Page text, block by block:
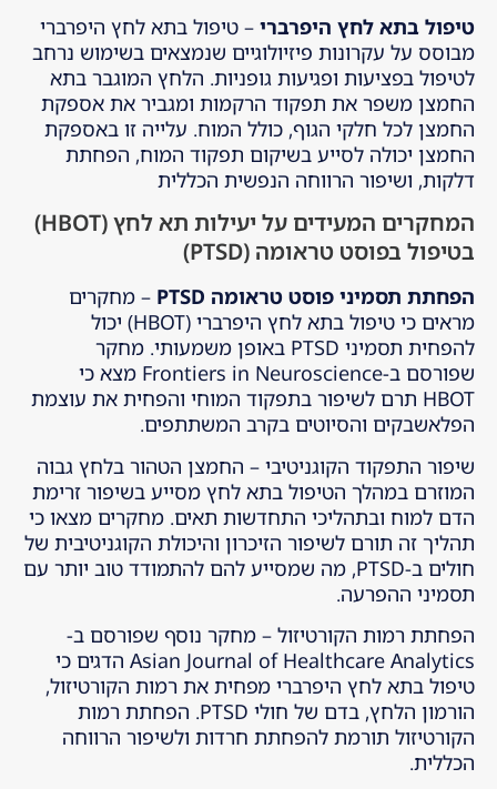
טיפול בתא לחץ היפרברי – טיפול בתא לחץ היפרברי
מבוסס על עקרונות פיזיולוגיים שנמצאים בשימוש נרחב
לטיפול בפציעות ופגיעות גופניות. הלחץ המוגבר בתא
החמצן משפר את תפקוד הרקמות ומגביר את אספקת
החמצן לכל חלקי הגוף, כולל המוח. עלייה זו באספקת
החמצן יכולה לסייע בשיקום תפקוד המוח, הפחתת
דלקות, ושיפור הרווחה הנפשית הכללית
המחקרים המעידים על יעילות תא לחץ (HBOT)
בטיפול בפוסט טראומה (PTSD)
הפחתת תסמיני פוסט טראומה PTSD
– מחקרים
מראים כי טיפול בתא לחץ היפרברי (HBOT) יכול
להפחית תסמיני PTSD באופן משמעותי. מחקר
שפורסם ב-Frontiers in Neuroscience מצא כי
HBOT תרם לשיפור בתפקוד המוחי והפחית את עוצמת
הפלאשבקים והסיוטים בקרב המשתתפים.
שיפור התפקוד הקוגניטיבי – החמצן הטהור בלחץ גבוה
המוזרם במהלך הטיפול בתא לחץ מסייע בשיפור זרימת
הדם למוח ובתהליכי התחדשות תאים. מחקרים מצאו כי
תהליך זה תורם לשיפור הזיכרון והיכולת הקוגניטיבית של
חולים ב-PTSD, מה שמסייע להם להתמודד טוב יותר עם
תסמיני ההפרעה.
הפחתת רמות הקורטיזול – מחקר נוסף שפורסם ב-
Asian Journal of Healthcare Analytics הדגים כי
טיפול בתא לחץ היפרברי מפחית את רמות הקורטיזול,
הורמון הלחץ, בדם של חולי PTSD. הפחתת רמות
הקורטיזול תורמת להפחתת חרדות ולשיפור הרווחה
הכללית.